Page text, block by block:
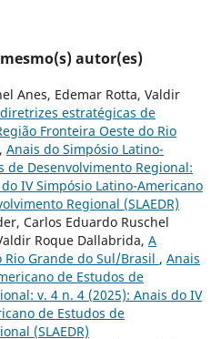
autor(es)
Anes, Edemar Rotta, Valdir
estratégicas de
Fronteira Oeste do Rio
, Anais do Simpósio Latino-
de Desenvolvimento Regional:
IV Simpósio Latino-Americano
Regional (SLAEDR)
Carlos Eduardo Ruschel
Roque Dallabrida, A
Grande do Sul/Brasil , Anais
de Estudos de
v. 4 n. 4 (2025): Anais do IV
de Estudos de
(SLAEDR)